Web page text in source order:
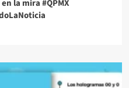
la mira #QPMX